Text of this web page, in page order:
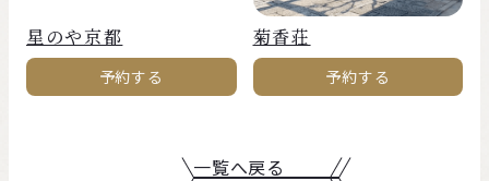
星のや京都
予約する
菊香荘
予約する
一覧へ戻る